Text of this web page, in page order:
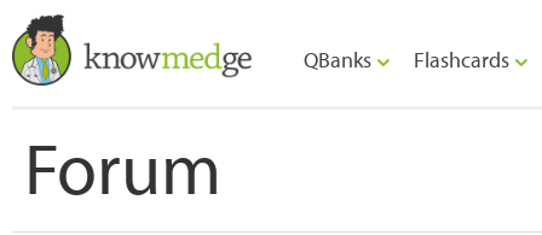
QBanks Flashcards
Forum